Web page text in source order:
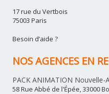
17 rue du Vertbois
75003 Paris
Besoin d’aide ?
NOS AGENCES EN
PACK ANIMATION Nouvelle-
58 Rue Abbé de l'Épée, 33000